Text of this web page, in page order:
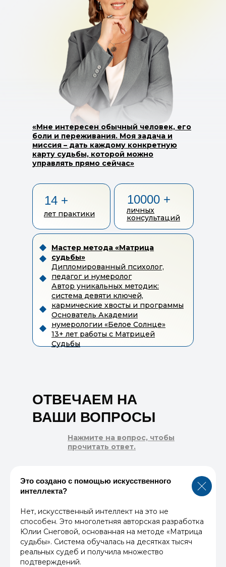
личных
консультаций
10000 +
«Мне интересен обычный человек, его
боли и переживания. Моя задача и
миссия – дать каждому конкретную
карту судьбы, которой можно
управлять прямо сейчас»
лет практики
Мастер метода «Матрица
судьбы»
Дипломированный психолог,
педагог и нумеролог
Автор уникальных методик:
система девяти ключей,
кармические хвосты и программы
Основатель Академии
нумерологии «Белое Солнце»
13+ лет работы с Матрицей
Судьбы
14 +
Нажмите на вопрос, чтобы
прочитать ответ.
ОТВЕЧАЕМ НА
ВАШИ ВОПРОСЫ
Это создано с помощью искусственного
интеллекта?
Нет, искусственный интеллект на это не
способен. Это многолетняя авторская разработка
Юлии Снеговой, основанная на методе «Матрица
судьбы». Система обучалась на десятках тысяч
реальных судеб и получила множество
подтверждений.